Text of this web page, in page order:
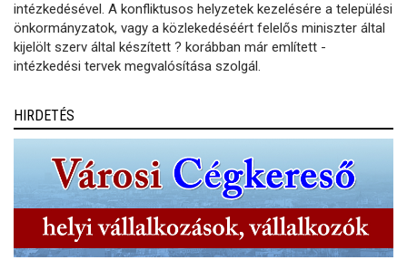
intézkedésével. A konfliktusos helyzetek kezelésére a települési
önkormányzatok, vagy a közlekedéséért felelős miniszter által
kijelölt szerv által készített ? korábban már említett -
intézkedési tervek megvalósítása szolgál.
HIRDETÉS